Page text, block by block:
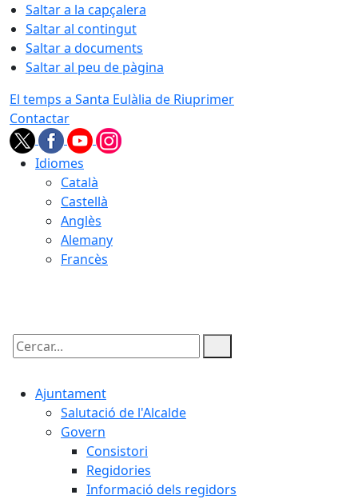
Saltar a la capçalera
Saltar al contingut
Saltar a documents
Saltar al peu de pàgina
El temps a Santa Eulàlia de Riuprimer
Contactar
Idiomes
Català
Castellà
Anglès
Alemany
Francès
Cercar:
Ajuntament
Salutació de l'Alcalde
Govern
Consistori
Regidories
Informació dels regidors